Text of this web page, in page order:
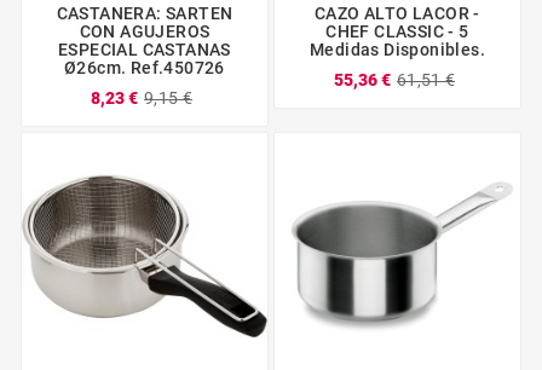
CASTANERA: SARTEN
CON AGUJEROS
ESPECIAL CASTANAS
Ø26cm. Ref.450726
8,23 € 9,15 €
CAZO ALTO LACOR -
CHEF CLASSIC - 5
Medidas Disponibles.
55,36 € 61,51 €